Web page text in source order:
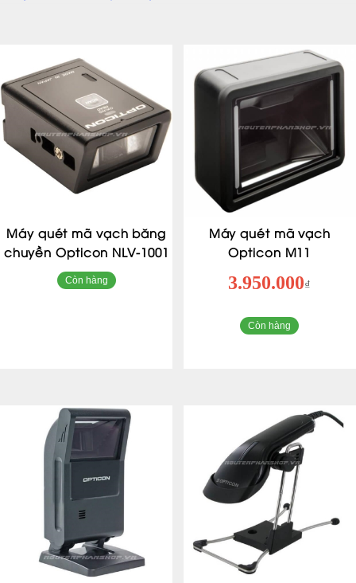
Máy quét mã vạch băng
chuyền Opticon NLV-1001
Còn hàng
Máy quét mã vạch
Opticon M11
3.950.000₫
Còn hàng